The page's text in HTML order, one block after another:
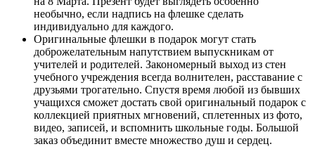
необычно, если надпись на флешке сделать
индивидуально для каждого.
Оригинальные флешки в подарок могут стать
доброжелательным напутствием выпускникам от
учителей и родителей. Закономерный выход из стен
учебного учреждения всегда волнителен, расставание с
друзьями трогательно. Спустя время любой из бывших
учащихся сможет достать свой оригинальный подарок с
коллекцией приятных мгновений, сплетенных из фото,
видео, записей, и вспомнить школьные годы. Большой
заказ объединит вместе множество душ и сердец.